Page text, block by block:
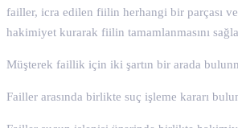
failler, icra edilen fiilin herhangi bir parçası
hakimiyet kurarak fiilin tamamlanmasını
Müşterek faillik için iki şartın bir arada
Failler arasında birlikte suç işleme kararı